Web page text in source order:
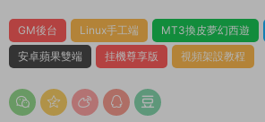
GM後台 Linux手工端 MT3換皮夢幻西遊
安卓蘋果雙端
挂機尊享版 視頻架設教程